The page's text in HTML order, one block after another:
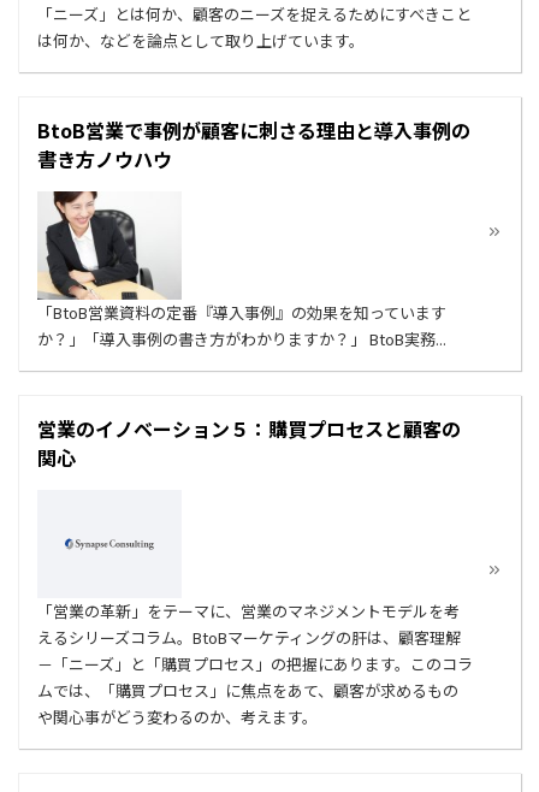
「ニーズ」とは何か、顧客のニーズを捉えるためにすべきこと
は何か、などを論点として取り上げています。
BtoB営業で事例が顧客に刺さる理由と導入事例の
書き方ノウハウ
「BtoB営業資料の定番『導入事例』の効果を知っています
か？」「導入事例の書き方がわかりますか？」 BtoB実務...
営業のイノベーション５：購買プロセスと顧客の
関心
「営業の革新」をテーマに、営業のマネジメントモデルを考
えるシリーズコラム。BtoBマーケティングの肝は、顧客理解
－「ニーズ」と「購買プロセス」の把握にあります。このコラ
ムでは、「購買プロセス」に焦点をあて、顧客が求めるもの
や関心事がどう変わるのか、考えます。